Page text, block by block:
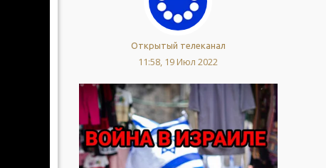
Открытый телеканал
11:58, 19 Июл 2022